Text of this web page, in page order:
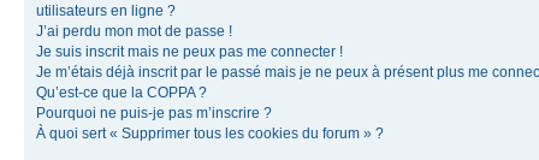
utilisateurs en ligne ?
J’ai perdu mon mot de passe !
Je suis inscrit mais ne peux pas me connecter !
Je m’étais déjà inscrit par le passé mais je ne peux à présent plus me
Qu’est-ce que la COPPA ?
Pourquoi ne puis-je pas m’inscrire ?
À quoi sert « Supprimer tous les cookies du forum » ?